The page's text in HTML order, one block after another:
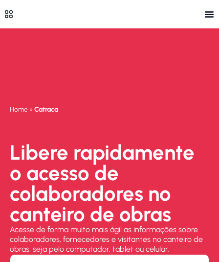
Home » Catraca
Libere rapidamente
o acesso de
colaboradores no
canteiro de obras
Acesse de forma muito mais ágil as informações sobre
colaboradores, fornecedores e visitantes no canteiro de
obras, seja pelo computador, tablet ou celular.